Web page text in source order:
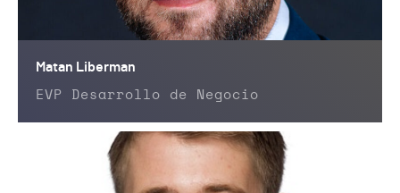
Matan Liberman
EVP Desarrollo de Negocio